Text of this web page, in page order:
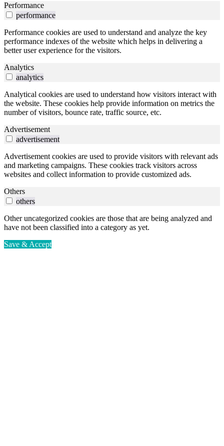
Performance
performance
Performance cookies are used to understand and analyze the key
performance indexes of the website which helps in delivering a
better user experience for the visitors.
Analytics
analytics
Analytical cookies are used to understand how visitors interact with
the website. These cookies help provide information on metrics the
number of visitors, bounce rate, traffic source, etc.
Advertisement
advertisement
Advertisement cookies are used to provide visitors with relevant ads
and marketing campaigns. These cookies track visitors across
websites and collect information to provide customized ads.
Others
others
Other uncategorized cookies are those that are being analyzed and
have not been classified into a category as yet.
Save & Accept